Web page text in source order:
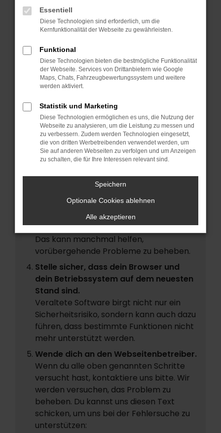
FEHLER: NETWORK
ERROR
Beim Laden ist ein Fehler aufgetreten.
Hier sind ein paar Tipps, die dir helfen
können:
Überprüfe deine Firewall und deine
Internetverbindung.
Laden andere Webseiten, zum Beispiel
deine Suchmaschine?
Prüfe deine Browsererweiterungen.
Manche Erweiterungen, wie
Werbeblocker, können das Laden
bestimmter Seiten verhindern.
Funktioniert die Seite in einem anderen
Browser oder in einem privaten Fenster?
Starte dein Gerät neu.
Das kann manchmal helfen,
vorübergehende Probleme zu beheben.
Stelle sicher, dass dein Browser und
dein Betriebssystem auf dem neuesten
Stand sind.
Veraltete Software birgt nicht nur ein
Sicherheitsrisiko, sondern kann auch dazu
führen, dass bestimmte Funktionen nicht
mehr unterstützt werden.
Wende dich an den Webseitenbetreiber.
Wenn du alle oben genannten Schritte
versucht hast, kontaktiere uns bitte. Wir
werden versuchen, das Problem zu
beheben. Du kannst uns diesen Text
schicken, um uns bei der Fehlersuche zu
unterstützen:
Essentiell
Diese Technologien sind erforderlich, um die
Kernfunktionalität der Webseite zu gewährleisten.
Funktional
Diese Technologien bieten die bestmögliche Funktionalität
der Webseite. Services von Drittanbietern wie Google
Maps, Chats, Fahrzeugbewertungssystem und weitere
werden aktiviert.
Statistik und Marketing
Diese Technologien ermöglichen es uns, die Nutzung der
Webseite zu analysieren, um die Leistung zu messen und
zu verbessern. Zudem werden Technologien eingesetzt,
die von dritten Werbetreibenden verwendet werden, um
Sie auf anderen Webseiten zu verfolgen und um Anzeigen
zu schalten, die für Ihre Interessen relevant sind.
Speichern
Optionale Cookies ablehnen
Alle akzeptieren